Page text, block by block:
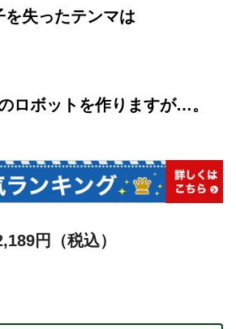
を失ったテンマは
ロボットを作りますが…。
円（税込）